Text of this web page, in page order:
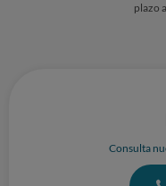
plazo
Consulta